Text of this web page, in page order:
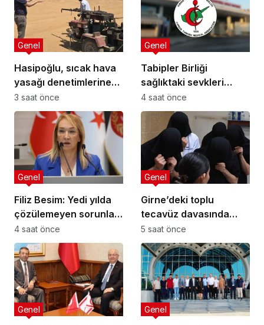
Hasipoğlu, sıcak hava
yasağı denetimlerine
sahada katıldı
Genel
3 saat önce
Tabipler Birliği
sağlıktaki sevkleri
eleştirdi: Harcamalar
kamuoyuyla
paylaşılmalı!
Genel
4 saat önce
Filiz Besim: Yedi yılda
çözülemeyen sorunlar
seçim öncesinde
verilen vaatlerle
çözülemez
Genel
4 saat önce
Girne’deki toplu
tecavüz davasında
karar: 5 sanığa toplam
55 yıl hapis
Genel
5 saat önce
Genel Genel